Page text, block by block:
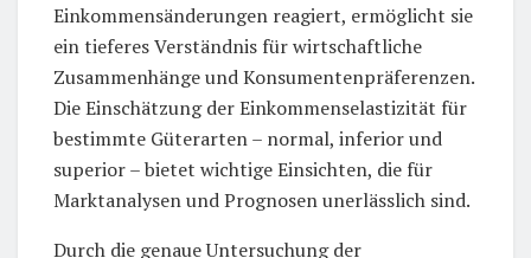
Einkommensänderungen reagiert, ermöglicht sie
ein tieferes Verständnis für wirtschaftliche
Zusammenhänge und Konsumentenpräferenzen.
Die Einschätzung der Einkommenselastizität für
bestimmte Güterarten – normal, inferior und
superior – bietet wichtige Einsichten, die für
Marktanalysen und Prognosen unerlässlich sind.
Durch die genaue Untersuchung der